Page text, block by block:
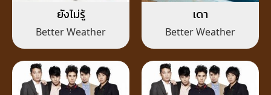
ยังไม่รู้
Better Weather
เดา
Better Weather